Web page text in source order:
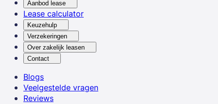
Aanbod lease
Lease calculator
Keuzehulp
Verzekeringen
Over zakelijk leasen
Contact
Blogs
Veelgestelde vragen
Reviews